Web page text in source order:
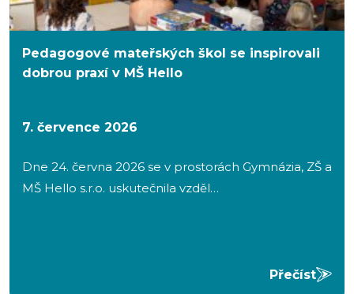
Pedagogové mateřských škol se inspirovali
dobrou praxí v MŠ Hello
7. července 2026
Dne 24. června 2026 se v prostorách Gymnázia, ZŠ a
MŠ Hello s.r.o. uskutečnila vzděl…
Přečíst